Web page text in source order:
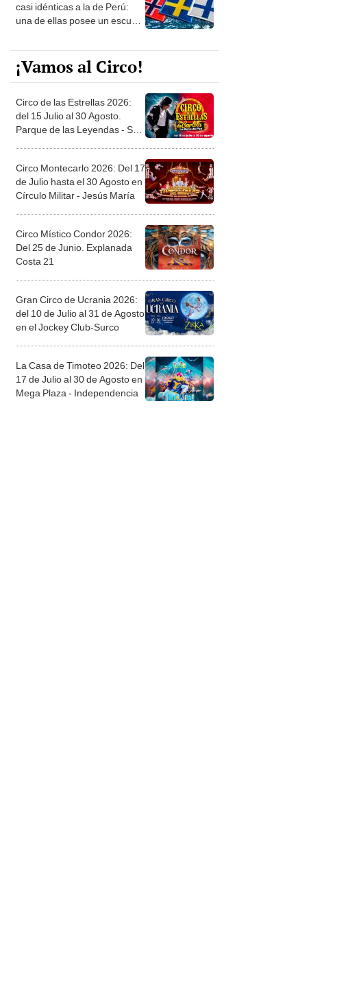
casi idénticas a la de Perú:
una de ellas posee un escudo
¡Vamos al Circo!
Circo de las Estrellas 2026:
del 15 Julio al 30 Agosto.
Parque de las Leyendas - San
Circo Montecarlo 2026: Del 17
de Julio hasta el 30 Agosto en
Círculo Militar - Jesús María
Circo Místico Condor 2026:
Del 25 de Junio. Explanada
Costa 21
Gran Circo de Ucrania 2026:
del 10 de Julio al 31 de Agosto
en el Jockey Club-Surco
La Casa de Timoteo 2026: Del
17 de Julio al 30 de Agosto en
Mega Plaza - Independencia